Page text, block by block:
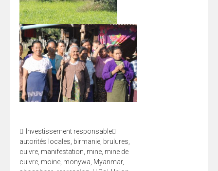
Investissement responsable
autorités locales birmanie brulures
cuivre manifestation mine mine de
cuivre moine monywa Myanmar,